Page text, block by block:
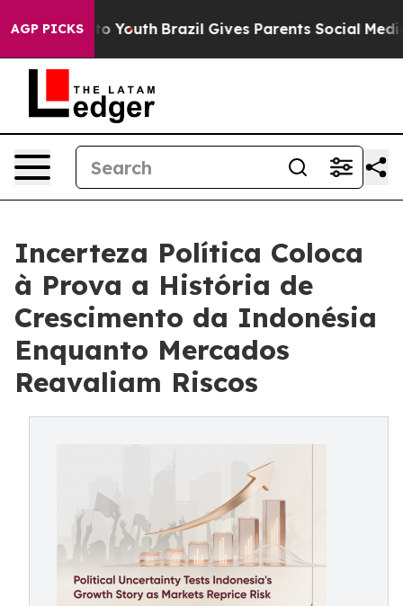
AGP PICKS
to Youth Brazil Gives Parents Social Media
Incerteza Política Coloca
à Prova a História de
Crescimento da Indonésia
Enquanto Mercados
Reavaliam Riscos